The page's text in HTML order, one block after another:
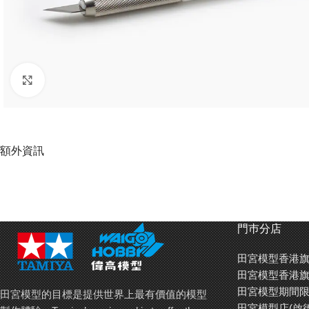
額外資訊
田宮模型的目標是提供世界上最有價值的模型
門巿分店
田宮模型香港
田宮模型香港
田宮模型期間